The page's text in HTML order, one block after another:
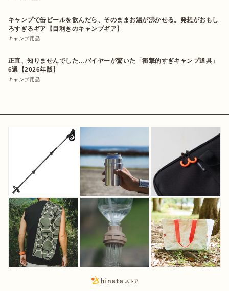
キャンプで缶ビールを飲んだら、そのままお湯が沸かせる。発想がおもし
ろすぎるギア【目利きのキャンプギア】
キャンプ用品
正直、知りませんでした…バイヤーが驚いた「衝撃的すぎキャンプ道具」
6選【2026年版】
キャンプ用品